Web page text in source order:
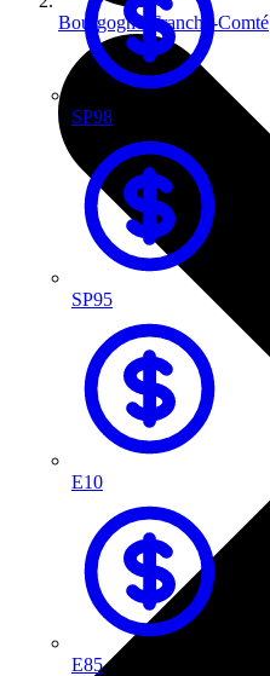
SP98
SP95
E10
E85
Bourgogne-Franche-Comté